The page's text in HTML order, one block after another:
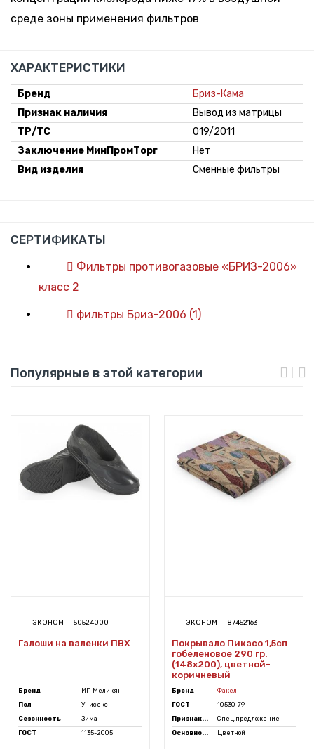
среде зоны применения фильтров
ХАРАКТЕРИСТИКИ
Бренд
Бриз-Кама
Признак наличия
Вывод из матрицы
ТР/ТС
019/2011
Заключение МинПромТорг
Нет
Вид изделия
Сменные фильтры
СЕРТИФИКАТЫ
Фильтры противогазовые «БРИЗ-2006»
класс 2
фильтры Бриз-2006 (1)
Популярные в этой категории
ЭКОНОМ 50524000
Галоши на валенки ПВХ
Бренд
ИП Меликян
Пол
Унисекс
Сезонность
Зима
ГОСТ
1135-2005
ЭКОНОМ 87452163
Покрывало Пикасо 1,5сп
гобеленовое 290 гр.
(148х200), цветной-
коричневый
Бренд
Факел
ГОСТ
10530-79
Признак...
Спец.предложение
Основно...
Цветной